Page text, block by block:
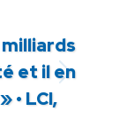
et il en
• LCI,